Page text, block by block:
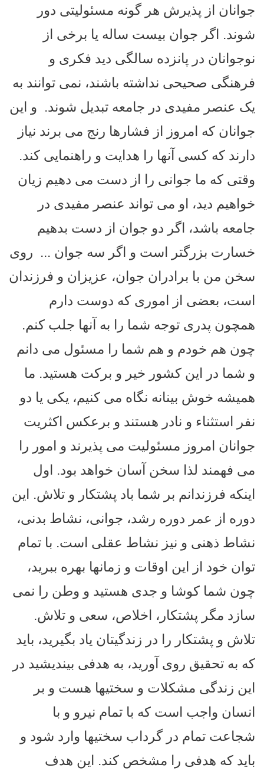
جوانان از پذیرش هر گونه مسئولیتی دور
شوند. اگر جوان بیست ساله یا برخی از
نوجوانان در پانزده سالگی دید فکری و
فرهنگی صحیحی نداشته باشند، نمی توانند به
یک عنصر مفیدی در جامعه تبدیل شوند. و این
جوانان که امروز از فشارها رنج می برند نیاز
دارند که کسی آنها را هدایت و راهنمایی کند.
وقتی که ما جوانی را از دست می دهیم زیان
خواهیم دید، او می تواند عنصر مفیدی در
جامعه باشد، اگر دو جوان از دست بدهیم
خسارت بزرگتر است و اگر سه جوان ... روی
سخن من با برادران جوان، عزیزان و فرزندان
است، بعضی از اموری که دوست دارم
همچون پدری توجه شما را به آنها جلب کنم.
چون هم خودم و هم شما را مسئول می دانم
و شما در این کشور خیر و برکت هستید. ما
همیشه خوش بینانه نگاه می کنیم، یکی یا دو
نفر استثناء و نادر هستند و برعکس اکثریت
جوانان امروز مسئولیت می پذیرند و امور را
می فهمند لذا سخن آسان خواهد بود. اول
اینکه فرزندانم بر شما باد پشتکار و تلاش. این
دوره از عمر دوره رشد، جوانی، نشاط بدنی،
نشاط ذهنی و نیز نشاط عقلی است. با تمام
توان خود از این اوقات و زمانها بهره ببرید،
چون شما کوشا و جدی هستید و وطن را نمی
سازد مگر پشتکار، اخلاص، سعی و تلاش.
تلاش و پشتکار را در زندگیتان یاد بگیرید، باید
که به تحقیق روی آورید، به هدفی بیندیشید در
این زندگی مشکلات و سختیها هست و بر
انسان واجب است که با تمام نیرو و با
شجاعت تمام در گرداب سختیها وارد شود و
باید که هدفی را مشخص کند. این هدف